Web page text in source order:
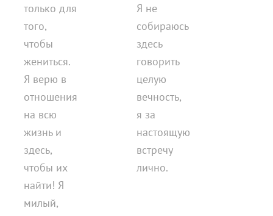
только для
того,
чтобы
жениться.
Я верю в
отношения
на всю
жизнь и
здесь,
чтобы их
найти! Я
милый,
Я не
собираюсь
здесь
говорить
целую
вечность,
я за
настоящую
встречу
лично.